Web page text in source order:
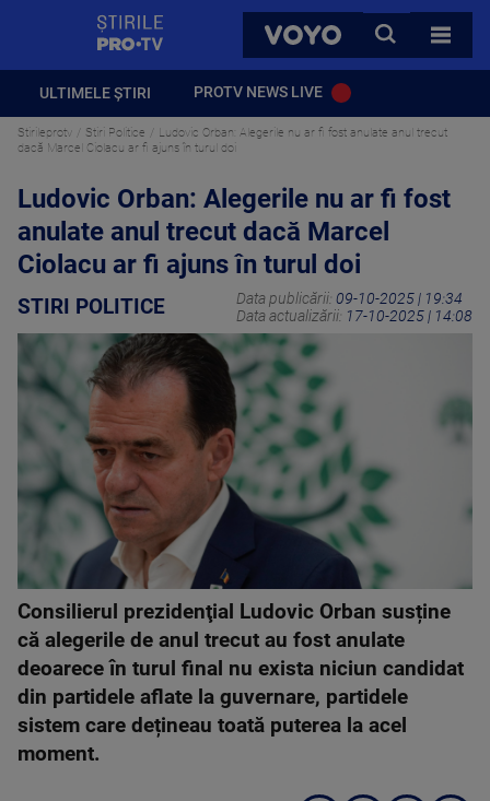
VOYO
CAUTA
TOATE
ULTIMELE ȘTIRI PROTV NEWS LIVE
Stirileprotv Stiri Politice
Ludovic Orban: Alegerile nu ar fi fost anulate anul trecut
dacă Marcel Ciolacu ar fi ajuns în turul doi
Ludovic Orban: Alegerile nu ar fi fost
anulate anul trecut dacă Marcel
Ciolacu ar fi ajuns în turul doi
STIRI POLITICE Data publicării: 09-10-2025 | 19:34
Data actualizării: 17-10-2025 | 14:08
Consilierul prezidenţial Ludovic Orban susține
că alegerile de anul trecut au fost anulate
deoarece în turul final nu exista niciun candidat
din partidele aflate la guvernare, partidele
sistem care dețineau toată puterea la acel
moment.